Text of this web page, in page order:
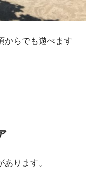
からでも遊べます
ります。